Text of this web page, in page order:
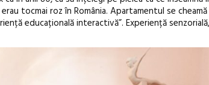
tocmai roz în România. Apartamentul se cheamă
educațională interactivă”. Experiență
dulceață de
borcan, o